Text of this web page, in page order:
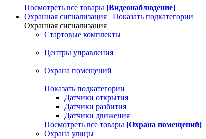
Посмотреть все товары [Видеонаблюдение]
Охранная сигнализация
Показать подкатегории
Охранная сигнализация
Стартовые комплекты
Центры управления
Охрана помещений
Показать подкатегории
Датчики открытия
Датчики разбития
Датчики движения
Посмотреть все товары [Охрана помещений]
Охрана улицы